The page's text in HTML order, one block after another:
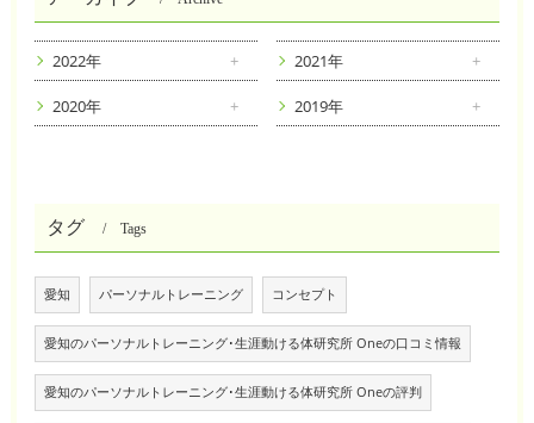
2022年 2021年
2020年 2019年
タグ Tags
愛知 パーソナルトレーニング コンセプト
愛知のパーソナルトレーニング･生涯動ける体研究所 Oneの口コミ情報
愛知のパーソナルトレーニング･生涯動ける体研究所 Oneの評判